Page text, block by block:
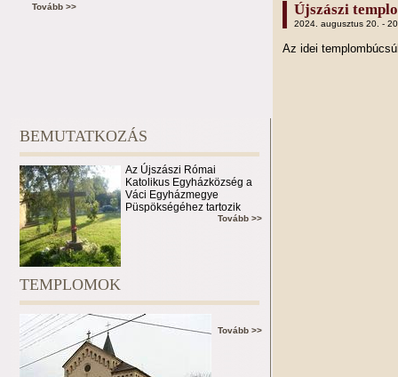
Tovább >> Újszászi
2024. augusztus 20. -
Az idei
BEMUTATKOZÁS
Az Újszászi Római
Katolikus Egyházközség a
Váci Egyházmegye
Püspökségéhez tartozik
Tovább >>
TEMPLOMOK
Tovább >>